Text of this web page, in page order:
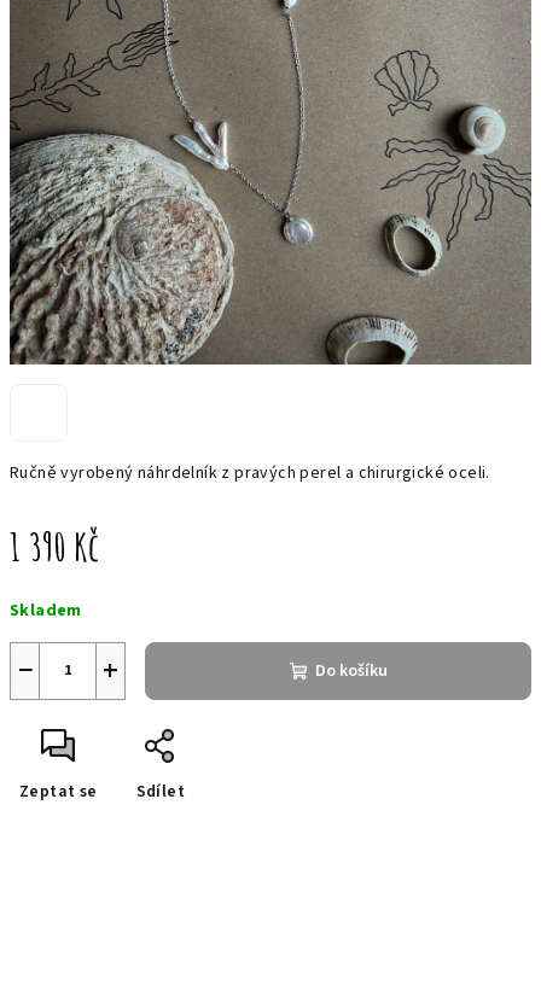
Ručně vyrobený náhrdelník z pravých perel a chirurgické oceli.
1 390 Kč
cena:
Skladem
+
− Do košíku
Zeptat se Sdílet